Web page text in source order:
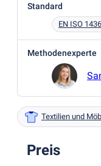
Standard
EN ISO
Methodenexperte
Textilien und
Preis